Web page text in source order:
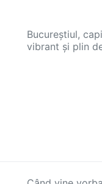
Bucureștiul,
vibrant și plin